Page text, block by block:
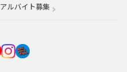
アルバイト募集 （別ウィンドウで開く